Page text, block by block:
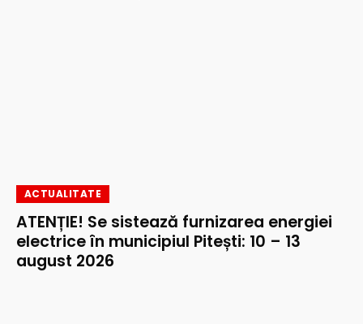
ACTUALITATE
ATENȚIE! Se sistează furnizarea energiei
electrice în municipiul Pitești: 10 – 13
august 2026